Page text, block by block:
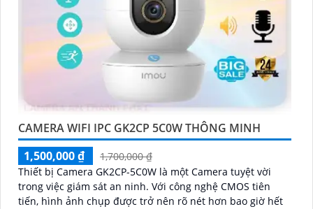
CAMERA WIFI IPC GK2CP 5C0W THÔNG MINH
1,500,000 ₫
1,700,000 ₫
Thiết bị Camera GK2CP-5C0W là một Camera tuyệt vời
trong việc giám sát an ninh. Với công nghệ CMOS tiên
tiến, hình ảnh chụp được trở nên rõ nét hơn bao giờ hết